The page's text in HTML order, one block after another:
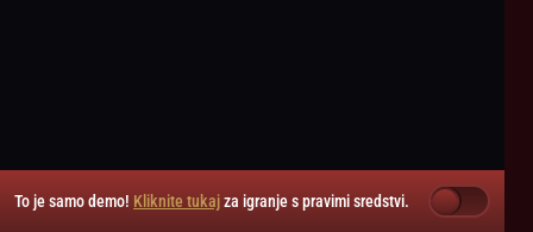
To je samo demo! Kliknite tukajza igranje s pravimi sredstvi.